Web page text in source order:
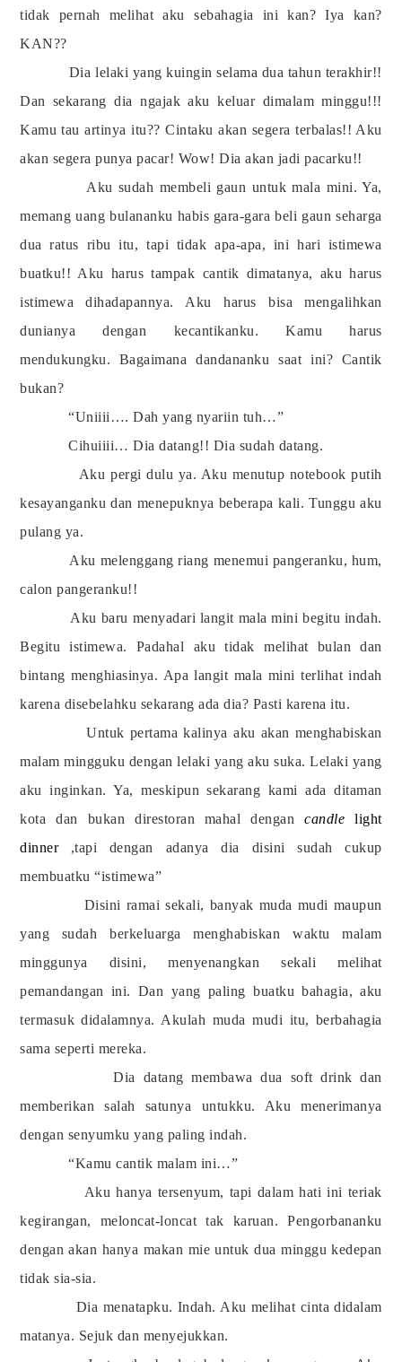
tidak pernah melihat aku sebahagia ini kan? Iya kan?
KAN??
Dia lelaki yang kuingin selama dua tahun terakhir!!
Dan sekarang dia ngajak aku keluar dimalam minggu!!!
Kamu tau artinya itu?? Cintaku akan segera terbalas!! Aku
akan segera punya pacar! Wow! Dia akan jadi pacarku!!
Aku sudah membeli gaun untuk mala mini. Ya,
memang uang bulananku habis gara-gara beli gaun seharga
dua ratus ribu itu, tapi tidak apa-apa, ini hari istimewa
buatku!! Aku harus tampak cantik dimatanya, aku harus
istimewa dihadapannya. Aku harus bisa mengalihkan
dunianya dengan kecantikanku. Kamu harus
mendukungku. Bagaimana dandananku saat ini? Cantik
bukan?
“Uniiii…. Dah yang nyariin tuh…”
Cihuiiii… Dia datang!! Dia sudah datang.
Aku pergi dulu ya. Aku menutup notebook putih
kesayanganku dan menepuknya beberapa kali. Tunggu aku
pulang ya.
Aku melenggang riang menemui pangeranku, hum,
calon pangeranku!!
Aku baru menyadari langit mala mini begitu indah.
Begitu istimewa. Padahal aku tidak melihat bulan dan
bintang menghiasinya. Apa langit mala mini terlihat indah
karena disebelahku sekarang ada dia? Pasti karena itu.
Untuk pertama kalinya aku akan menghabiskan
malam mingguku dengan lelaki yang aku suka. Lelaki yang
aku inginkan. Ya, meskipun sekarang kami ada ditaman
kota dan bukan direstoran mahal dengancandle light
dinner,tapi dengan adanya dia disini sudah cukup
membuatku “istimewa”
Disini ramai sekali, banyak muda mudi maupun
yang sudah berkeluarga menghabiskan waktu malam
minggunya disini, menyenangkan sekali melihat
pemandangan ini. Dan yang paling buatku bahagia, aku
termasuk didalamnya. Akulah muda mudi itu, berbahagia
sama seperti mereka.
Dia datang membawa dua soft drink dan
memberikan salah satunya untukku. Aku menerimanya
dengan senyumku yang paling indah.
“Kamu cantik malam ini…”
Aku hanya tersenyum, tapi dalam hati ini teriak
kegirangan, meloncat-loncat tak karuan. Pengorbananku
dengan akan hanya makan mie untuk dua minggu kedepan
tidak sia-sia.
Dia menatapku. Indah. Aku melihat cinta didalam
matanya. Sejuk dan menyejukkan.